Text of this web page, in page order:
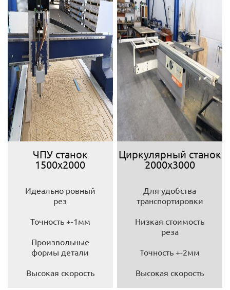
ЧПУ станок
1500х2000
Идеально ровный
рез
Точность +-1мм
Произвольные
формы детали
Высокая скорость
Циркулярный станок
2000х3000
Для удобства
транспортировки
Низкая стоимость
реза
Точность +-2мм
Высокая скорость